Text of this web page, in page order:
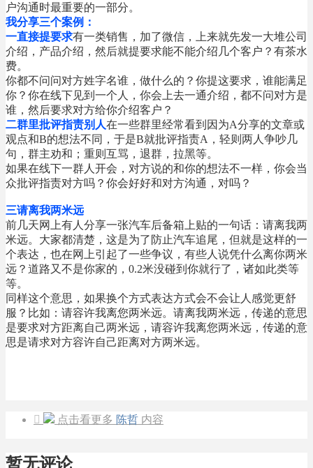
户沟通时最重要的一部分。
我分享三个案例：
一直接提要求有一类销售，加了微信，上来就先发一大堆公司
介绍，产品介绍，然后就提要求能不能介绍几个客户？有茶水
费。
你都不问问对方姓字名谁，做什么的？你提这要求，谁能满足
你？你在线下见到一个人，你会上去一通介绍，都不问对方是
谁，然后要求对方给你介绍客户？
二群里批评指责别人在一些群里经常看到因为A分享的文章或
观点和B的想法不同，于是B就批评指责A，轻则两人争吵几
句，群主劝和；重则互骂，退群，拉黑等。
如果在线下一群人开会，对方说的和你的想法不一样，你会当
众批评指责对方吗？你会好好和对方沟通，对吗？
三请离我两米远
前几天网上有人分享一张汽车后备箱上贴的一句话：请离我两
米远。大家都清楚，这是为了防止汽车追尾，但就是这样的一
个表达，也在网上引起了一些争议，有些人说凭什么离你两米
远？道路又不是你家的，0.2米没碰到你就行了，诸如此类等
等。
同样这个意思，如果换个方式表达方式会不会让人感觉更舒
服？比如：请容许我离您两米远。请离我两米远，传递的意思
是要求对方距离自己两米远，请容许我离您两米远，传递的意
思是请求对方容许自己距离对方两米远。
 点击看更多 陈哲 内容
暂无评论